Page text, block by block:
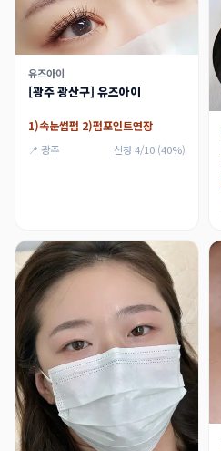
유즈아이
[광주 광산구] 유즈아이
1)속눈썹펌 2)펌포인트연장
📍 광주 신청 4/10 (40%)